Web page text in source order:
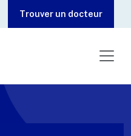
Aller au contenu principal
Trouver un docteur